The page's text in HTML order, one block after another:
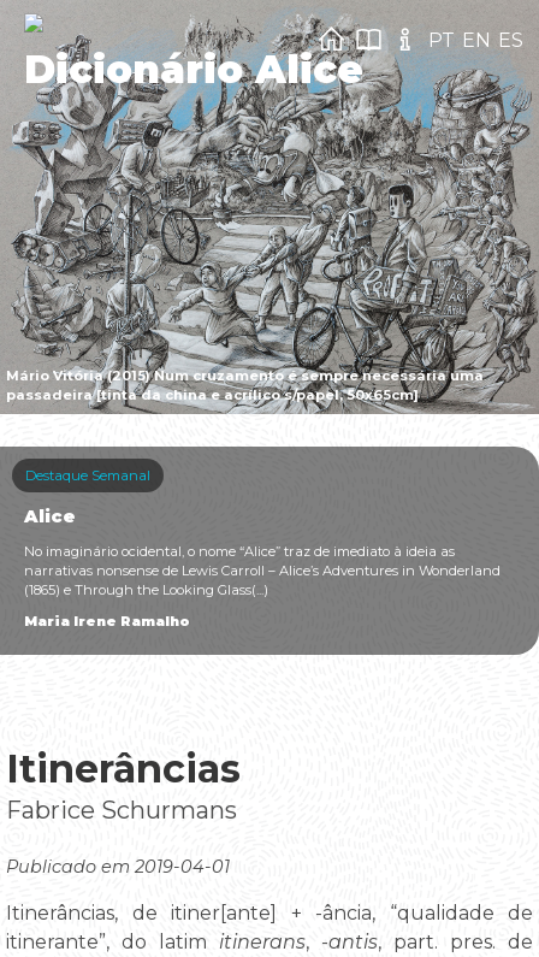
Mário Vitória (2015) Num cruzamento é sempre necessária uma
passadeira [tinta da china e acrílico s/papel, 50x65cm]
Dicionário Alice
PT EN ES
Destaque Semanal
Alice
No imaginário ocidental, o nome “Alice” traz de imediato à ideia as
narrativas nonsense de Lewis Carroll – Alice’s Adventures in Wonderland
(1865) e Through the Looking Glass(...)
Maria Irene Ramalho
Itinerâncias
Fabrice Schurmans
Publicado em 2019-04-01
Itinerâncias, de itiner[ante] + -ância, “qualidade de
itinerante”, do latim itinerans, -antis, part. pres. de